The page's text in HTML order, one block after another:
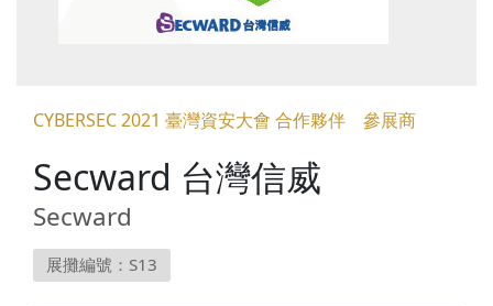
CYBERSEC 2021 臺灣資安大會 合作夥伴 參展商
Secward 台灣信威
Secward
展攤編號：S13